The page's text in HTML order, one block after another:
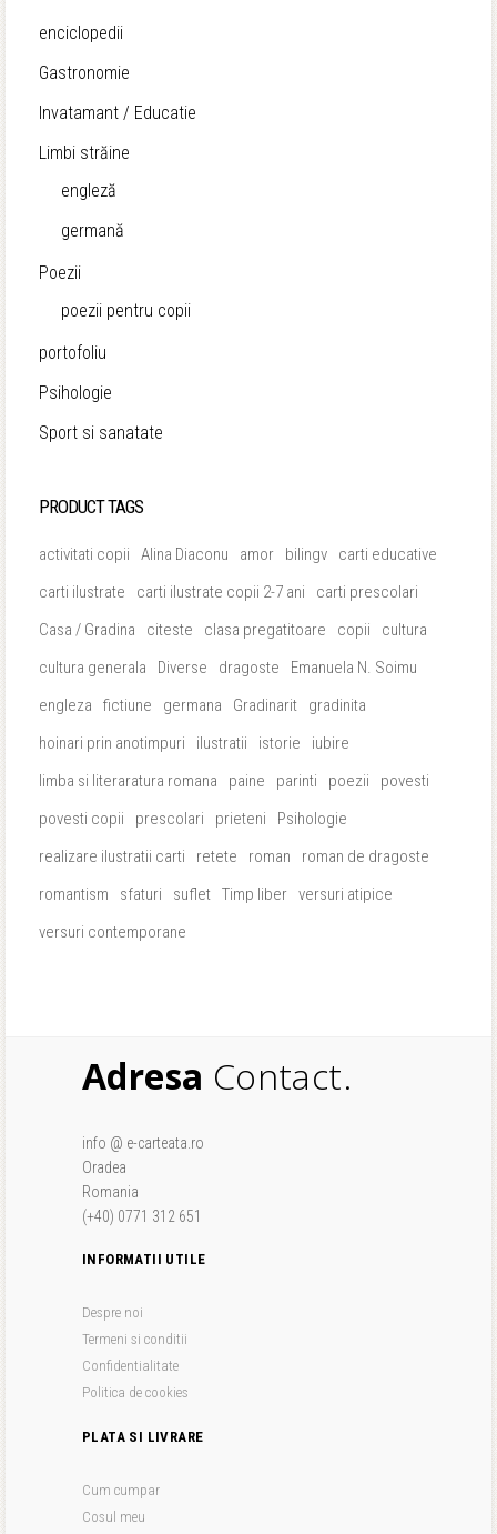
enciclopedii
Gastronomie
Invatamant / Educatie
Limbi străine
engleză
germană
Poezii
poezii pentru copii
portofoliu
Psihologie
Sport si sanatate
PRODUCT TAGS
activitati copii Alina Diaconu amor bilingv
carti educative
carti ilustrate
carti ilustrate copii 2-7 ani
carti prescolari
Casa / Gradina
citeste clasa pregatitoare copii
cultura
cultura generala
Diverse dragoste
Emanuela N. Soimu
engleza
fictiune germana Gradinarit
gradinita
hoinari prin anotimpuri
ilustratii istorie
iubire
limba si literaratura romana
paine parinti poezii
povesti
povesti copii
prescolari prieteni
Psihologie
realizare ilustratii carti
retete roman
roman de dragoste
romantism
sfaturi suflet Timp liber versuri atipice
versuri contemporane
Adresa Contact.
info @ e-carteata.ro
Oradea
Romania
(+40) 0771 312 651
INFORMATII UTILE
Despre noi
Termeni si conditii
Confidentialitate
Politica de cookies
PLATA SI LIVRARE
Cum cumpar
Cosul meu